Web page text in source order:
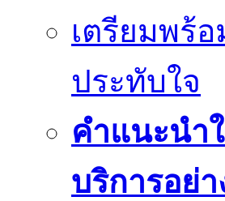
เตรียมพร้
ประทับใจ
คำแนะนำ
บริการอย่